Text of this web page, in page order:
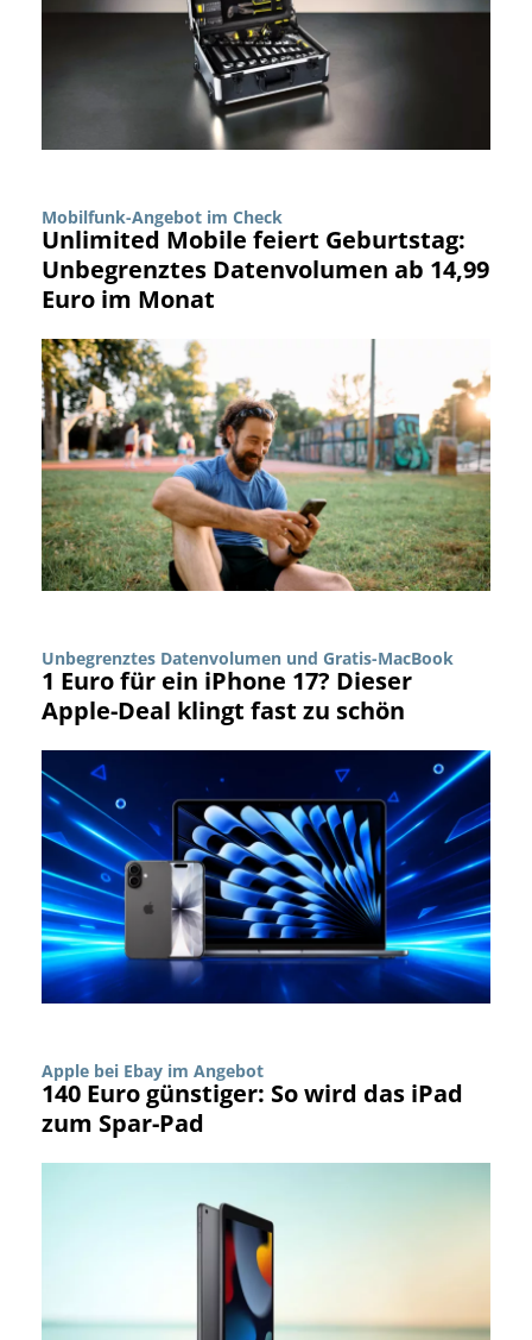
Mobilfunk-Angebot im Check
Unlimited Mobile feiert Geburtstag:
Unbegrenztes Datenvolumen ab 14,99
Euro im Monat
Unbegrenztes Datenvolumen und Gratis-MacBook
1 Euro für ein iPhone 17? Dieser
Apple-Deal klingt fast zu schön
Apple bei Ebay im Angebot
140 Euro günstiger: So wird das iPad
zum Spar-Pad